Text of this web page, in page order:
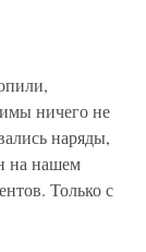
ничего не
наряды,
на нашем
Только с